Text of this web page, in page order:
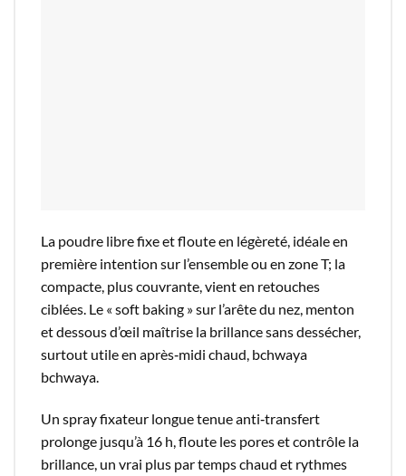
La poudre libre fixe et floute en légèreté, idéale en
première intention sur l’ensemble ou en zone T; la
compacte, plus couvrante, vient en retouches
ciblées. Le « soft baking » sur l’arête du nez, menton
et dessous d’œil maîtrise la brillance sans dessécher,
surtout utile en après‑midi chaud, bchwaya
bchwaya.​
Un spray fixateur longue tenue anti‑transfert
prolonge jusqu’à 16 h, floute les pores et contrôle la
brillance, un vrai plus par temps chaud et rythmes